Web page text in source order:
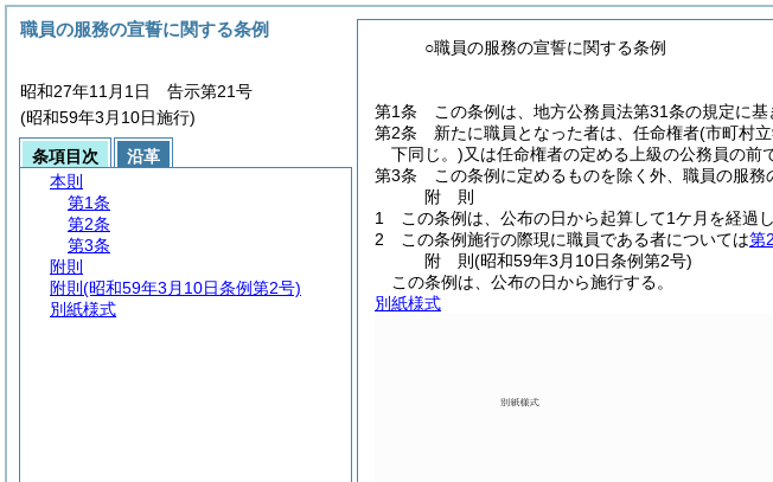
○職員の服務の宣誓に関する条例
第1条
この条例は、地方公務員法第31条の規定に
第2条
新たに職員となった者は、任命権者(市町村
下同じ。)又は任命権者の定める上級の公務員の前
第3条
この条例に定めるものを除く外、職員の服
附 則
1
この条例は、公布の日から起算して1ケ月を経過
2
この条例施行の際現に職員である者については第
附 則(昭和59年3月10日条例第2号)
この条例は、公布の日から施行する。
別紙様式
職員の服務の宣誓に関する条例
昭和27年11月1日 告示第21号
(昭和59年3月10日施行)
条項目次
沿革
本則
第1条
第2条
第3条
附則
附則 (昭和59年3月10日条例第2号)
別紙様式